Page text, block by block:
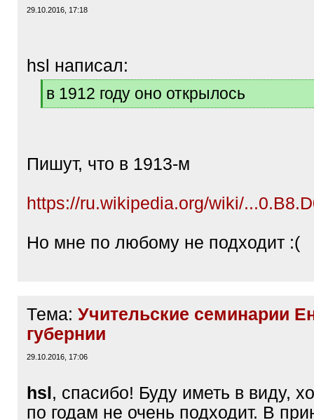
29.10.2016, 17:18
hsl написал:
[
q
в 1912 году оно открылось
[
Пишут, что в 1913-м
https://ru.wikipedia.org/wiki/
Но мне по любому не подходит :(
Тема: Учительские семинарии
губернии
29.10.2016, 17:06
hsl , спасибо! Буду иметь в виду,
по годам не очень подходит. В